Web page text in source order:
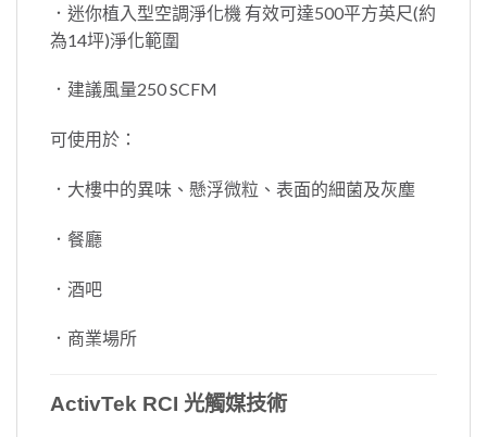
．迷你植入型空調淨化機 有效可達500平方英尺(約
為14坪)淨化範圍
．建議風量250 SCFM
可使用於：
．大樓中的異味、懸浮微粒、表面的細菌及灰塵
．餐廳
．酒吧
．商業場所
ActivTek RCI 光觸媒技術